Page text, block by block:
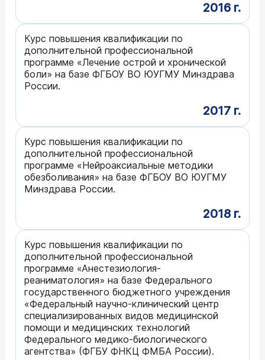
2016 г.
Курс повышения квалификации по
дополнительной профессиональной
программе «Лечение острой и хронической
боли» на базе ФГБОУ ВО ЮУГМУ Минздрава
России.
2017 г.
Курс повышения квалификации по
дополнительной профессиональной
программе «Нейроаксиальные методики
обезболивания» на базе ФГБОУ ВО ЮУГМУ
Минздрава России.
2018 г.
Курс повышения квалификации по
дополнительной профессиональной
программе «Анестезиология-
реаниматология» на базе Федерального
государственного бюджетного учреждения
«Федеральный научно-клинический центр
специализированных видов медицинской
помощи и медицинских технологий
Федерального медико-биологического
агентства» (ФГБУ ФНКЦ ФМБА России).